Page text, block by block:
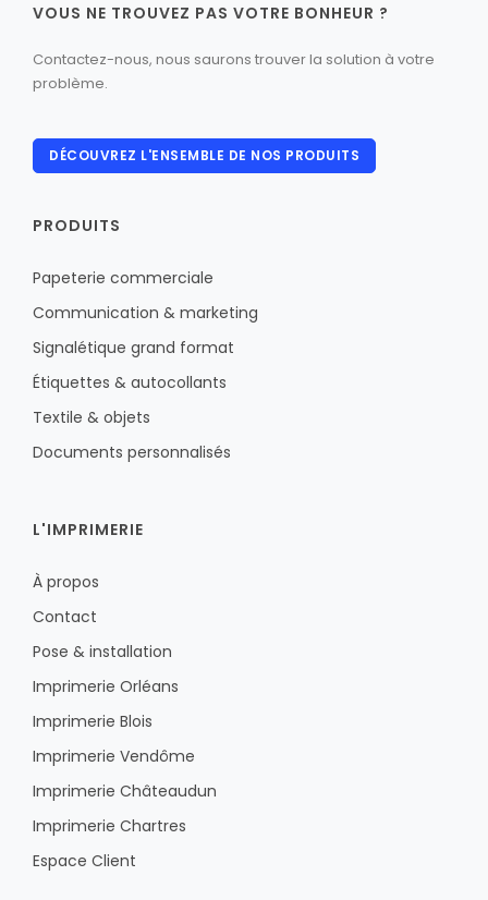
VOUS NE TROUVEZ PAS VOTRE BONHEUR ?
Contactez-nous, nous saurons trouver la solution à votre
problème.
DÉCOUVREZ L'ENSEMBLE DE NOS PRODUITS
PRODUITS
Papeterie commerciale
Communication & marketing
Signalétique grand format
Étiquettes & autocollants
Textile & objets
Documents personnalisés
L'IMPRIMERIE
À propos
Contact
Pose & installation
Imprimerie Orléans
Imprimerie Blois
Imprimerie Vendôme
Imprimerie Châteaudun
Imprimerie Chartres
Espace Client